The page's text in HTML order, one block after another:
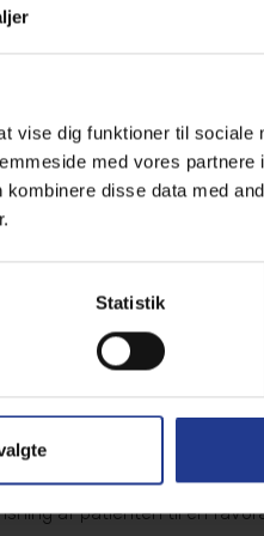
vise dig funktioner til sociale
med vores partnere
disse data med
Statistik
om at du/I som ejere
blot nødt til at kende til
stort kendskab til og
vil patientens
af patienten til en